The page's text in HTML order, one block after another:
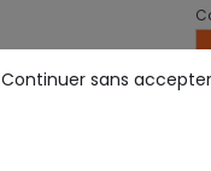
Continuer sans accepter